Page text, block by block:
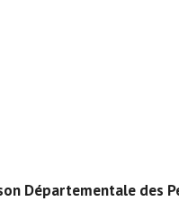
Départementale des